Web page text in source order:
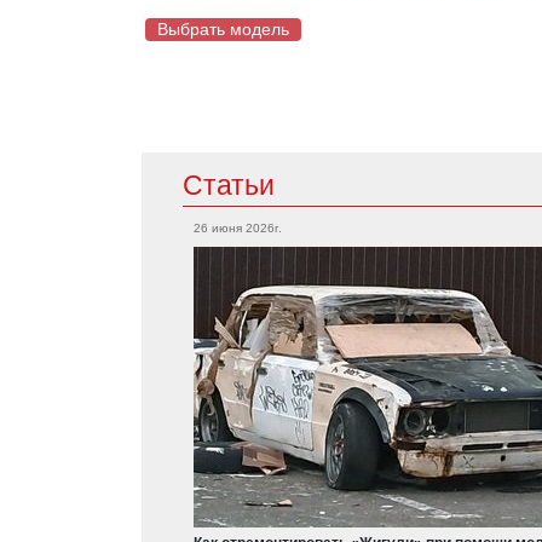
Выбрать модель
Acura
Cadillac
Escalade
CX-5
Mazda 2
Mazda 6
Mercedes
Maybach S650
CLA-Класс
A-Класс
Статьи
26 июня 2026г.